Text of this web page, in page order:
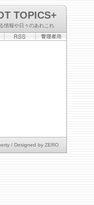
TOPICS+
情報や日々のあれこれ
/ Designed by ZERO